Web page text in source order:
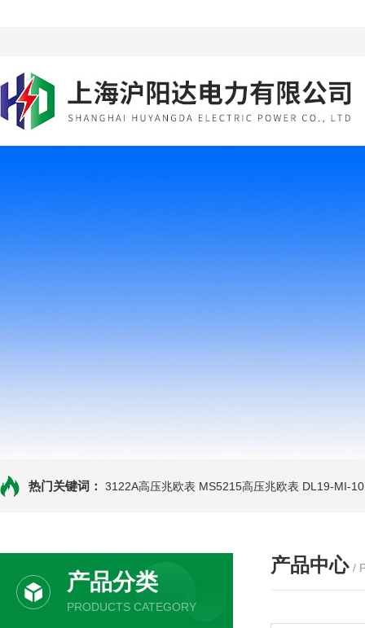
热门关键词： 3122A高压兆欧表 MS5215高压兆欧表 DL19-MI-
产品分类
PRODUCTS CATEGORY
产品中心 /